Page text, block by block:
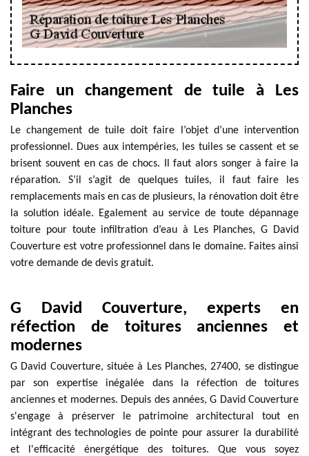
Faire un changement de tuile à Les
Planches
Le changement de tuile doit faire l’objet d’une intervention
professionnel. Dues aux intempéries, les tuiles se cassent et se
brisent souvent en cas de chocs. Il faut alors songer à faire la
réparation. S’il s’agit de quelques tuiles, il faut faire les
remplacements mais en cas de plusieurs, la rénovation doit être
la solution idéale. Egalement au service de toute dépannage
toiture pour toute infiltration d’eau à Les Planches, G David
Couverture est votre professionnel dans le domaine. Faites ainsi
votre demande de devis gratuit.
G David Couverture, experts en
réfection de toitures anciennes et
modernes
G David Couverture, située à Les Planches, 27400, se distingue
par son expertise inégalée dans la réfection de toitures
anciennes et modernes. Depuis des années, G David Couverture
s'engage à préserver le patrimoine architectural tout en
intégrant des technologies de pointe pour assurer la durabilité
et l'efficacité énergétique des toitures. Que vous soyez